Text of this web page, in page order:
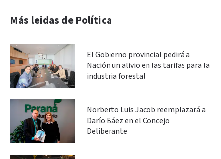
Más leidas de Política
El Gobierno provincial pedirá a
Nación un alivio en las tarifas para la
industria forestal
Norberto Luis Jacob reemplazará a
Darío Báez en el Concejo
Deliberante